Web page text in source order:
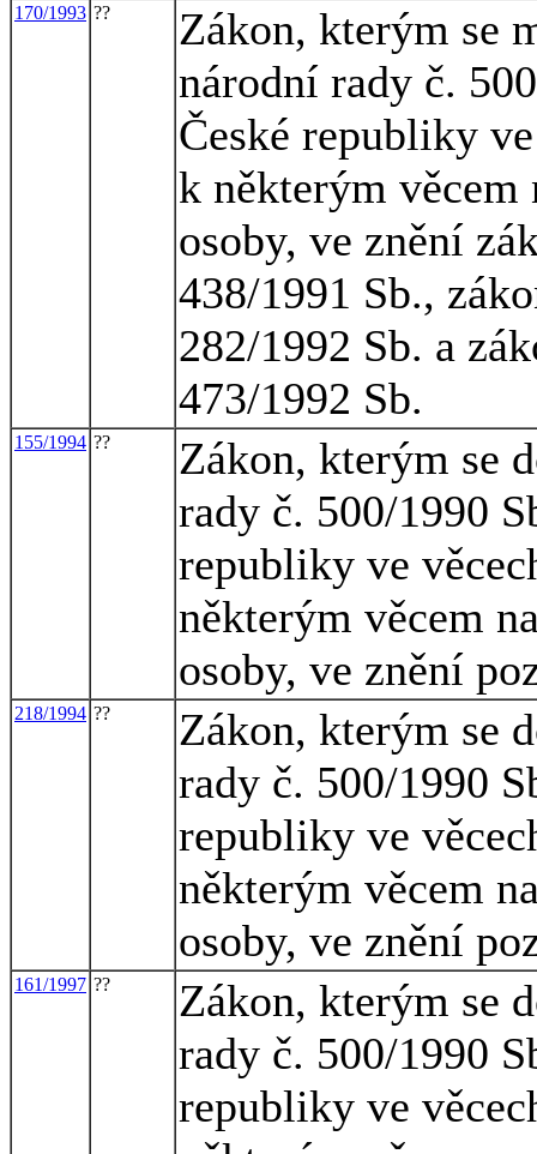
170/1993 ??
Zákon, kterým se
národní rady č.
České republiky
k některým
osoby, ve znění
438/1991 Sb.,
282/1992 Sb. a
473/1992 Sb.
155/1994 ??
Zákon, kterým se
rady č. 500/1990
republiky ve
některým věcem
osoby, ve znění
218/1994 ??
Zákon, kterým se
rady č. 500/1990
republiky ve
některým věcem
osoby, ve znění
161/1997 ??
Zákon, kterým se
rady č. 500/1990
republiky ve